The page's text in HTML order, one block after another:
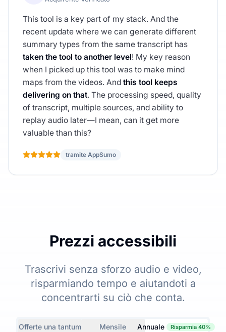
This tool is a key part of my stack. And the
recent update where we can generate different
summary types from the same transcript has
taken the tool to another level! My key reason
when I picked up this tool was to make mind
maps from the videos. And this tool keeps
delivering on that. The processing speed, quality
of transcript, multiple sources, and ability to
replay audio later—I mean, can it get more
valuable than this?
tramite AppSumo
Prezzi accessibili
Trascrivi senza sforzo audio e video,
risparmiando tempo e aiutandoti a
concentrarti su ciò che conta.
Offerte una tantum Mensile Annuale Risparmia 40%